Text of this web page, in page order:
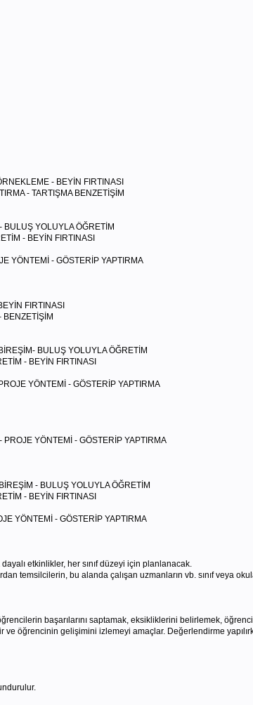
- BEYİN FIRTINASI
- TARTIŞMA BENZETİŞİM
BULUŞ YOLUYLA ÖĞRETİM
FIRTINASI
YÖNTEMİ - GÖSTERİP YAPTIRMA
FIRTINASI
BULUŞ YOLUYLA ÖĞRETİM
FIRTINASI
YÖNTEMİ - GÖSTERİP YAPTIRMA
YÖNTEMİ - GÖSTERİP YAPTIRMA
- BULUŞ YOLUYLA ÖĞRETİM
FIRTINASI
YÖNTEMİ - GÖSTERİP YAPTIRMA
etkinlikler, her sınıf düzeyi için planlanacak.
temsilcilerin, bu alanda çalışan uzmanların vb. sınıf veya
başarılarını saptamak, eksikliklerini belirlemek,
öğrencinin gelişimini izlemeyi amaçlar. Değerlendirme